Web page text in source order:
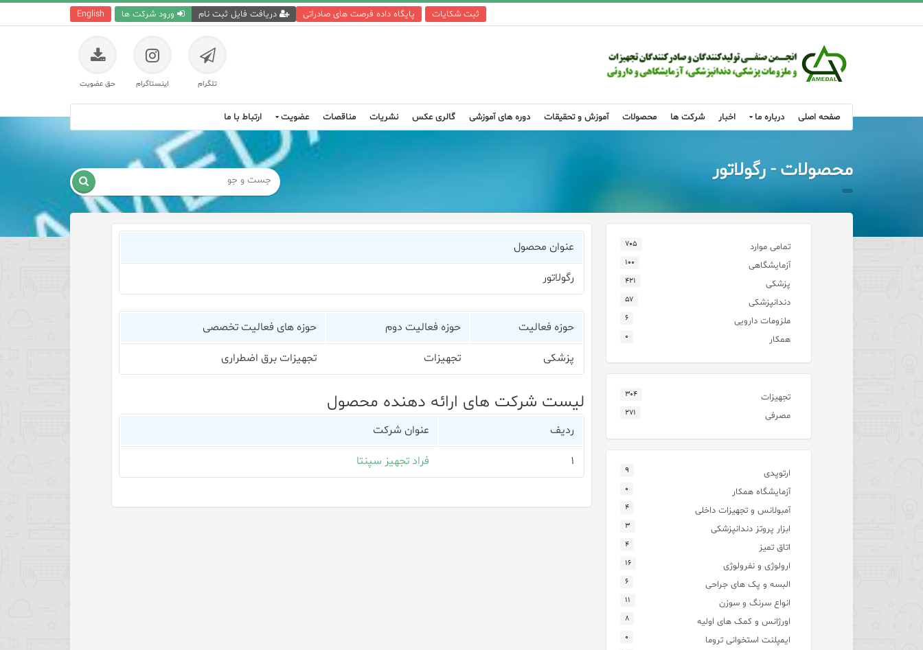
English ورود شرکت ها دریافت فایل ثبت نام پایگاه داده فرصت های صادراتی ثبت شکایات
تلگرام اینستاگرام حق عضویت
صفحه اصلی درباره ما اخبار شرکت ها محصولات آموزش و تحقیقات دوره های آموزشی گالری عکس نشریات مناقصات عضویت ارتباط با ما
محصولات - رگولاتور 
عنوان محصول
رگولاتور
حوزه فعالیت حوزه فعالیت دوم حوزه های فعالیت تخصصی
پزشکی تجهیزات تجهیزات برق اضطراری
لیست شرکت های ارائه دهنده محصول
ردیف عنوان شرکت
۱ فراد تجهیز سپنتا
تمامی موارد ۷۰۵
آزمایشگاهی ۱۰۰
پزشکی ۴۲۱
دندانپزشکی ۵۷
ملزومات دارویی ۶
همکار ۰
تجهیزات ۳۰۴
مصرفی ۲۷۱
ارتوپدی ۹
آزمایشگاه همکار ۰
آمبولانس و تجهیزات داخلی ۴
ابزار پروتز دندانپزشکی ۳
اتاق تمیز ۴
ارولوژی و نفرولوژی ۱۶
البسه و پک های جراحی ۶
انواع سرنگ و سوزن ۱۱
اورژانس و کمک های اولیه ۸
ایمپلنت استخوانی تروما ۰